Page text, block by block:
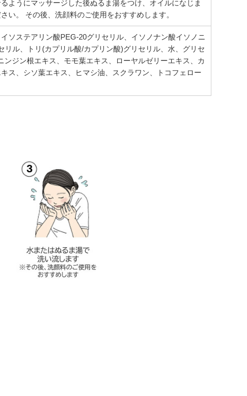
ようにマッサージした後ぬるま湯をつけ、オイルになじま
い。 その後、洗顔料のご使用をおすすめします。
ソステアリン酸PEG-20グリセリル、イソノナン酸イソノニ
リル、トリ(カプリル酸/カプリン酸)グリセリル、水、グリセ
ンジン根エキス、モモ葉エキス、ローヤルゼリーエキス、カ
ス、シソ葉エキス、ヒマシ油、スクラワン、トコフェロー